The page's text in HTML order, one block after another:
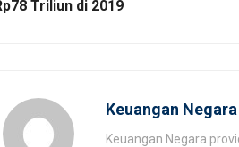
Triliun di 2019
Keuangan
Keuangan Negara